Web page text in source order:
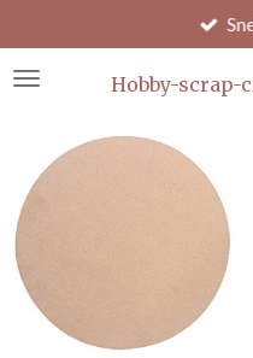
direct
naar
hoofdinhoud
Hobby-scrap-